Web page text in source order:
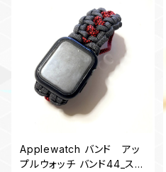
Applewatch バンド アッ
プルウォッチ バンド44_スネ